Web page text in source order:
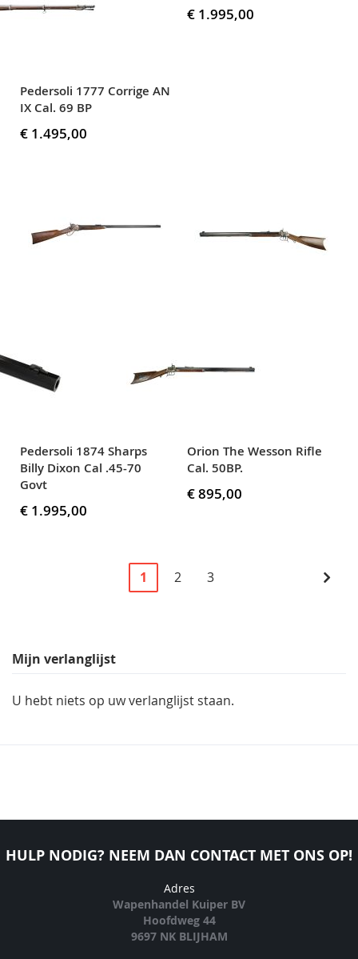
Pedersoli 1777 Corrige AN
IX Cal. 69 BP
€ 1.495,00
€ 1.995,00
Pedersoli 1874 Sharps
Billy Dixon Cal .45-70
Govt
€ 1.995,00
Orion The Wesson Rifle
Cal. 50BP.
€ 895,00
Pagina
U
1 Pagina
2 Pagina
3
Mijn verlanglijst
U hebt niets op uw verlanglijst staan.
HULP NODIG? NEEM DAN CONTACT MET ONS OP!
Adres
Wapenhandel Kuiper BV
Hoofdweg 44
9697 NK BLIJHAM